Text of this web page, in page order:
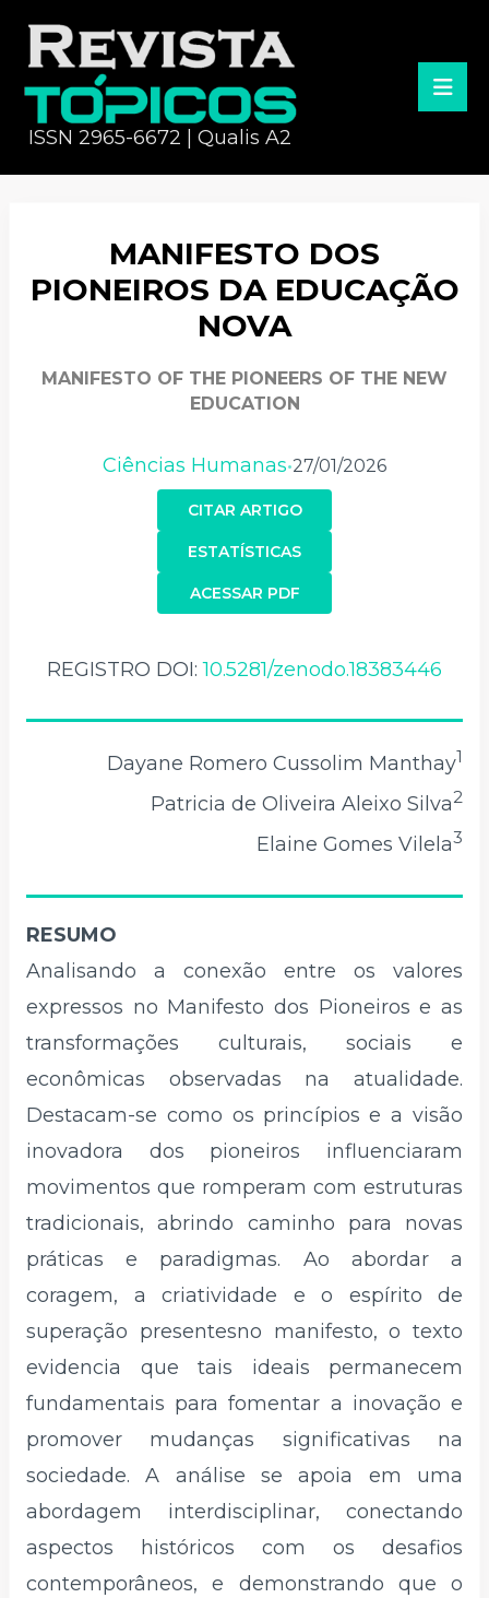
ISSN 2965-6672 | Qualis A2
MANIFESTO DOS
PIONEIROS DA EDUCAÇÃO
NOVA
MANIFESTO OF THE PIONEERS OF THE NEW
EDUCATION
Ciências Humanas•27/01/2026
CITAR ARTIGO
ACESSAR PDF
ESTATÍSTICAS
REGISTRO DOI:10.5281/zenodo.18383446
Dayane Romero Cussolim Manthay1
Patricia de Oliveira Aleixo Silva2
Elaine Gomes Vilela3
RESUMO
Analisando a conexão entre os valores
expressos no Manifesto dos Pioneiros e as
transformações culturais, sociais e
econômicas observadas na atualidade.
Destacam-se como os princípios e a visão
inovadora dos pioneiros influenciaram
movimentos que romperam com estruturas
tradicionais, abrindo caminho para novas
práticas e paradigmas. Ao abordar a
coragem, a criatividade e o espírito de
superação presentesno manifesto, o texto
evidencia que tais ideais permanecem
fundamentais para fomentar a inovação e
promover mudanças significativas na
sociedade. A análise se apoia em uma
abordagem interdisciplinar, conectando
aspectos históricos com os desafios
contemporâneos, e demonstrando que o